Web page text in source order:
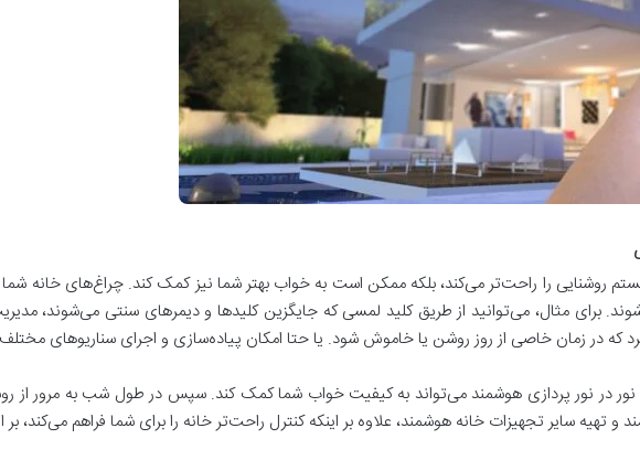
روشنایی را راحت‌تر می‌کند، بلکه ممکن است به خواب بهتر شما نیز کمک کند. چراغ‌های خانه شما
برای مثال، می‌توانید از طریق کلید لمسی که جایگزین کلیدها و دیمرهای سنتی می‌شوند،
که در زمان خاصی از روز روشن یا خاموش شود. یا حتا امکان پیاده‌سازی و اجرای سناریوهای مختلف
نور در نور پردازی هوشمند می‌تواند به کیفیت خواب شما کمک کند. سپس در طول شب به مرور از
تهیه سایر تجهیزات خانه هوشمند، علاوه بر اینکه کنترل راحت‌تر خانه را برای شما فراهم